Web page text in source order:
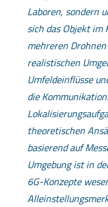
Laboren, sondern
sich das Objekt im
mehreren
realistischen
Umfeldeinflüsse
die
theoretischen
basierend auf
Umgebung ist in
6G-Konzepte